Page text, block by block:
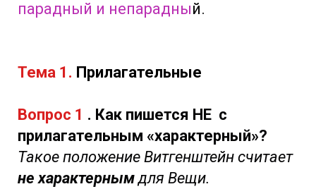
парадный и непарадный.
Тема 1. Прилагательные
Вопрос 1 . Как пишется НЕ с
прилагательным «характерный»?
Такое положение Витгенштейн считает
не характернымдля Вещи.